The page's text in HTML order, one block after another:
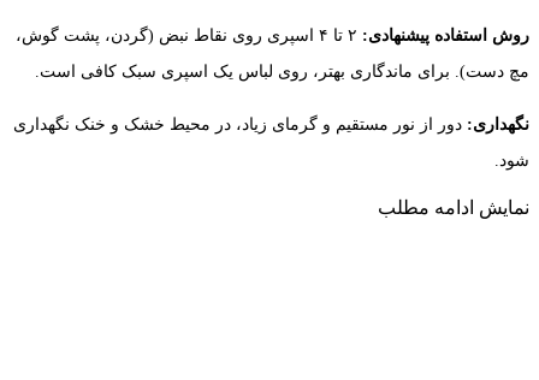
روش استفاده پیشنهادی:
۲ تا ۴ اسپری روی نقاط نبض (گردن، پشت گوش،
مچ دست). برای ماندگاری بهتر، روی لباس یک اسپری سبک کافی است.
نگهداری: دور از نور مستقیم و گرمای زیاد، در محیط خشک و خنک نگهداری
شود.
نمایش ادامه مطلب